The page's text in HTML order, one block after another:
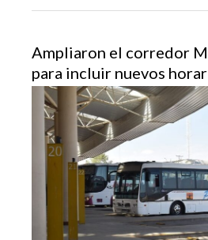
Ampliaron el corredor
para incluir nuevos